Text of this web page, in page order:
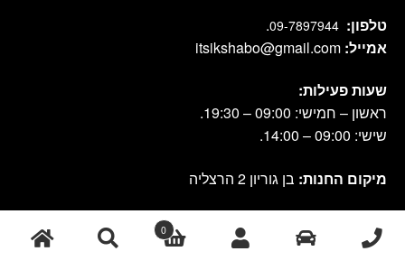
טלפון: 09-7897944
.
אמייל: itsikshabo@gmail.com
שעות פעילות:
ראשון – חמישי: 09:00 – 19:30.
שישי: 09:00 – 14:00.
מיקום החנות: בן גוריון 2 הרצליה
cook shop 2021 © אתר זה נבנה ועוצב על-ידי |אחסון
0